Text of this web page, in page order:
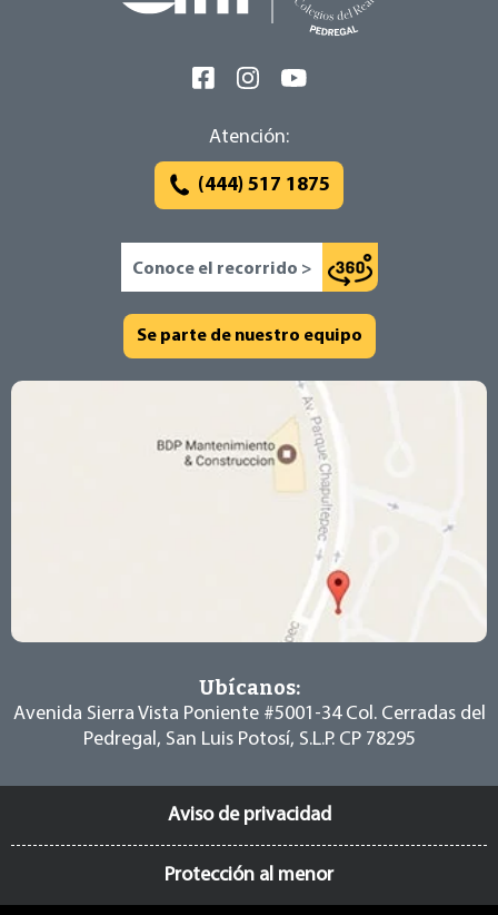
Atención:
(444) 517 1875
Conoce el recorrido >
Se parte de nuestro equipo
Ubícanos:
Avenida Sierra Vista Poniente #5001-34 Col. Cerradas del
Pedregal, San Luis Potosí, S.L.P. CP 78295
Aviso de privacidad
Protección al menor